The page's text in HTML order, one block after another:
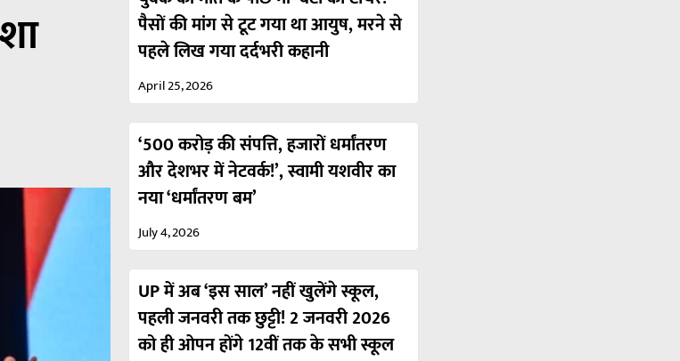
पैसों की मांग से टूट गया था आयुष, मरने से
पहले लिख गया दर्दभरी कहानी
April 25, 2026
‘500 करोड़ की संपत्ति, हजारों धर्मांतरण
और देशभर में नेटवर्क!’, स्वामी यशवीर का
नया ‘धर्मांतरण बम’
July 4, 2026
UP में अब ‘इस साल’ नहीं खुलेंगे स्कूल,
पहली जनवरी तक छुट्टी! 2 जनवरी 2026
को ही ओपन होंगे 12वीं तक के सभी स्कूल